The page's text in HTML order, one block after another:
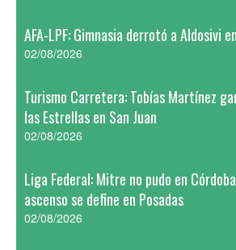
AFA-LPF: Gimnasia derrotó a Aldosivi
02/08/2026
Turismo Carretera: Tobías Martínez
las Estrellas en San Juan
02/08/2026
Liga Federal: Mitre no pudo en
ascenso se define en Posadas
02/08/2026